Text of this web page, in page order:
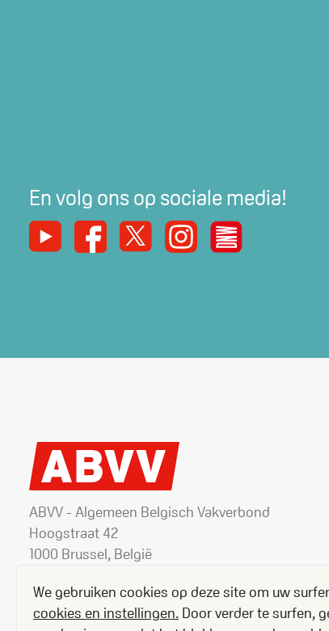
En volg ons op sociale media!
YoutubeFacebook
X InstagramDe Nieuwe Werker
ABVV - Algemeen Belgisch Vakverbond
Hoogstraat 42
1000 Brussel, België
We gebruiken cookies op deze site om uw
cookies en instellingen. Door verder te surfen,